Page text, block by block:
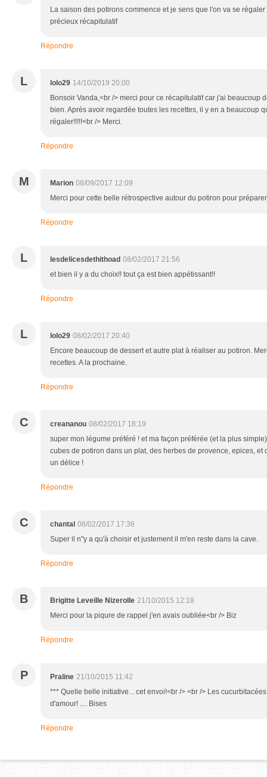
La saison des potirons commence et je sens que l'on va se
précieux récapitulatif
Répondre
L lolo29 14/10/2019 20:00
Bonsoir Vanda,<br /> merci pour ce récapitulatif car j'ai beaucoup
bien. Après avoir regardée toutes les recettes, il y en a beaucoup
régaler!!!!!<br /> Merci.
Répondre
M Marion 08/09/2017 12:09
Merci pour cette belle rétrospective autour du potiron pour
Répondre
L lesdelicesdethithoad 08/02/2017 21:56
et bien il y a du choix!! tout ça est bien appétissant!!
Répondre
L lolo29 08/02/2017 20:40
Encore beaucoup de dessert et autre plat à réaliser au potiron.
recettes. A la prochaine.
Répondre
C creananou 08/02/2017 18:19
super mon légume préféré ! et ma façon préférée (et la plus
cubes de potiron dans un plat, des herbes de provence, epices,
un délice !
Répondre
C chantal 08/02/2017 17:36
Super il n"y a qu'à choisir et justement il m'en reste dans la cave.
Répondre
B Brigitte Leveille Nizerolle 21/10/2015 12:18
Merci pour la piqure de rappel j'en avais oubliée<br /> Biz
Répondre
P Praline 21/10/2015 11:42
*** Quelle belle initiative... cet envoi!<br /> <br /> Les
d'amour! .... Bises
Répondre